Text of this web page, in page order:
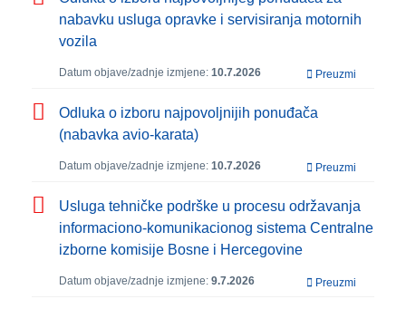
nabavku usluga opravke i servisiranja motornih
vozila
Datum objave/zadnje izmjene: 10.7.2026 Preuzmi
Odluka o izboru najpovoljnijih ponuđača
(nabavka avio-karata)
Datum objave/zadnje izmjene: 10.7.2026 Preuzmi
Usluga tehničke podrške u procesu održavanja
informaciono-komunikacionog sistema Centralne
izborne komisije Bosne i Hercegovine
Datum objave/zadnje izmjene: 9.7.2026 Preuzmi